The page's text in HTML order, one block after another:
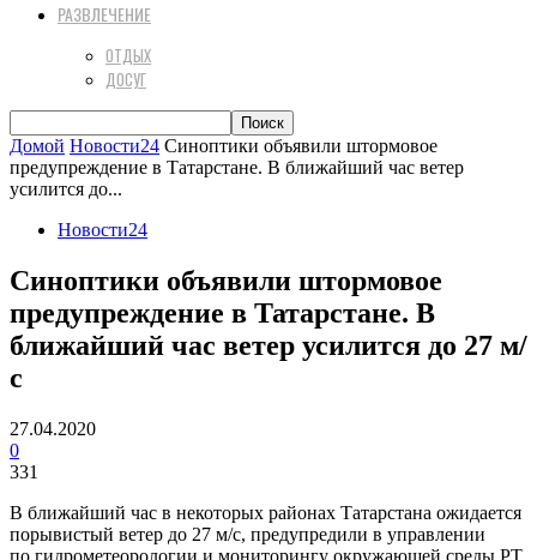
РАЗВЛЕЧЕНИЕ
ОТДЫХ
ДОСУГ
Домой Новости24 Синоптики объявили штормовое
предупреждение в Татарстане. В ближайший час ветер
усилится до...
Новости24
Синоптики объявили штормовое
предупреждение в Татарстане. В
ближайший час ветер усилится до 27 м/
с
27.04.2020
0
331
В ближайший час в некоторых районах Татарстана ожидается
порывистый ветер до 27 м/с, предупредили в управлении
по гидрометеорологии и мониторингу окружающей среды РТ.